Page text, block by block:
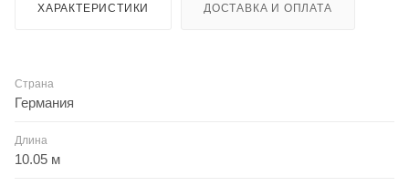
ХАРАКТЕРИСТИКИ ДОСТАВКА И ОПЛАТА
Страна
Германия
Длина
10.05 м